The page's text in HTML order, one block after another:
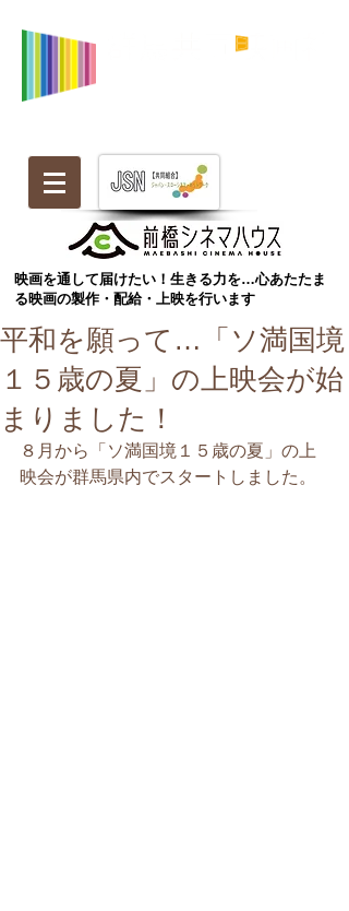
映画を通して届けたい！生きる力を…心あたたま
る映画の製作・配給・上映を行います
平和を願って…「ソ満国境
１５歳の夏」の上映会が始
まりました！
８月から「ソ満国境１５歳の夏」の上
映会が群馬県内でスタートしました。